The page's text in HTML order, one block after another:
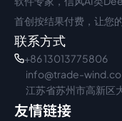
首创按结果付费，让您
联系方式
+86 13013775806
info@trade-wind.co
江苏省苏州市高新区
友情链接